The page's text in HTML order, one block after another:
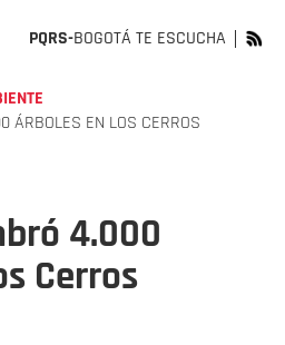
PQRS-BOGOTÁ TE ESCUCHA
ÁRBOLES EN LOS CERROS
4.000
Cerros